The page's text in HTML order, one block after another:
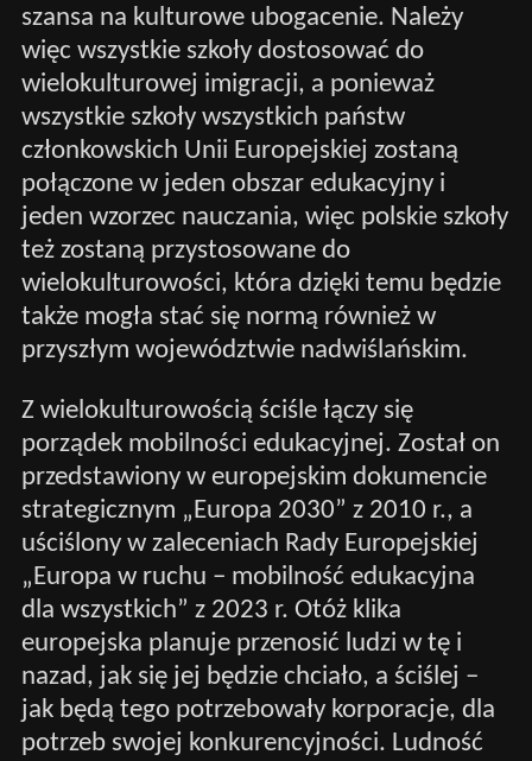
szansa na kulturowe ubogacenie. Należy
więc wszystkie szkoły dostosować do
wielokulturowej imigracji, a ponieważ
wszystkie szkoły wszystkich państw
członkowskich Unii Europejskiej zostaną
połączone w jeden obszar edukacyjny i
jeden wzorzec nauczania, więc polskie szkoły
też zostaną przystosowane do
wielokulturowości, która dzięki temu będzie
także mogła stać się normą również w
przyszłym województwie nadwiślańskim.
Z wielokulturowością ściśle łączy się
porządek mobilności edukacyjnej. Został on
przedstawiony w europejskim dokumencie
strategicznym „Europa 2030” z 2010 r., a
uściślony w zaleceniach Rady Europejskiej
„Europa w ruchu – mobilność edukacyjna
dla wszystkich” z 2023 r. Otóż klika
europejska planuje przenosić ludzi w tę i
nazad, jak się jej będzie chciało, a ściślej –
jak będą tego potrzebowały korporacje, dla
potrzeb swojej konkurencyjności. Ludność